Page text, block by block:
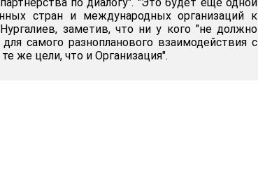
стран и международных организаций к
заметив, что ни у кого "не должно
самого разнопланового взаимодействия с
же цели, что и Организация".